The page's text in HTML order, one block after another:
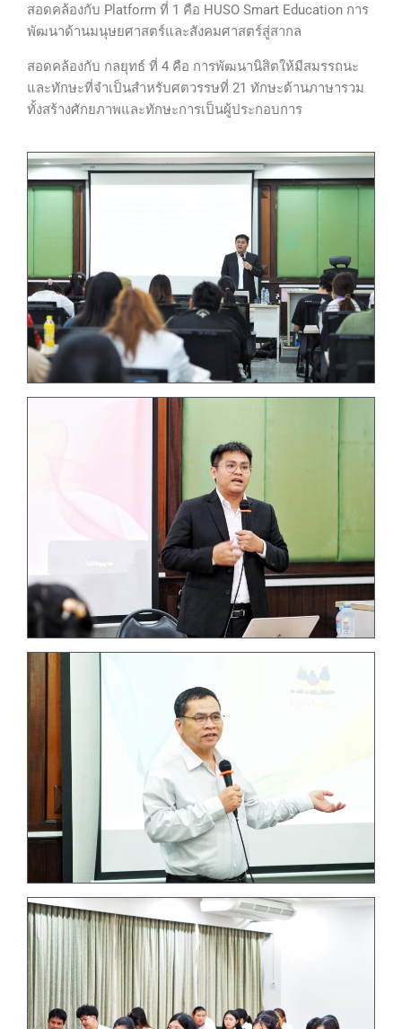
สอดคล้องกับ Platform ที่ 1 คือ HUSO Smart Education การ
พัฒนาด้านมนุษยศาสตร์และสังคมศาสตร์สู่สากล
สอดคล้องกับ กลยุทธ์ ที่ 4 คือ การพัฒนานิสิตให้มีสมรรถนะ
และทักษะที่จำเป็นสำหรับศตวรรษที่ 21 ทักษะด้านภาษารวม
ทั้งสร้างศักยภาพและทักษะการเป็นผู้ประกอบการ